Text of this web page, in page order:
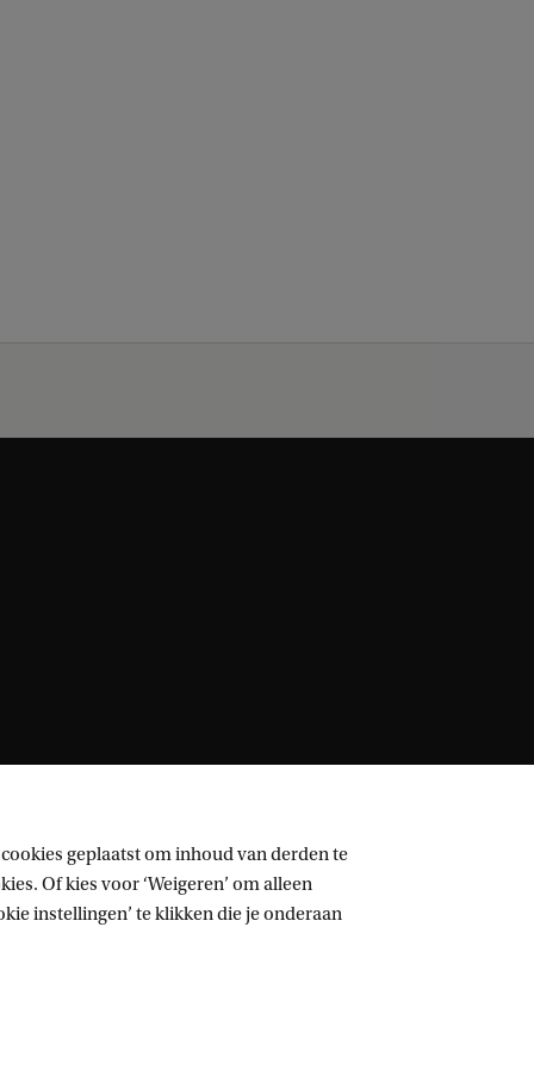
geplaatst om inhoud van derden te
Of kies voor ‘Weigeren’ om alleen
instellingen’ te klikken die je onderaan